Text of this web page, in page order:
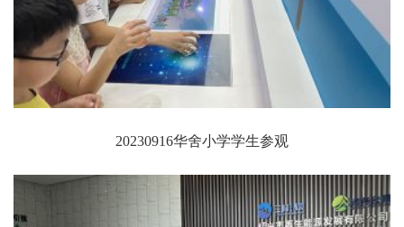
20230916华舍小学学生参观